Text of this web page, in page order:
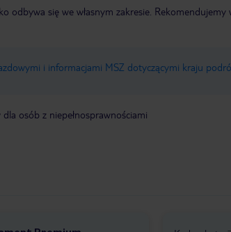
odbywa się we własnym zakresie. Rekomendujemy
i informacjami MSZ dotyczącymi kraju
osób z niepełnosprawnościami